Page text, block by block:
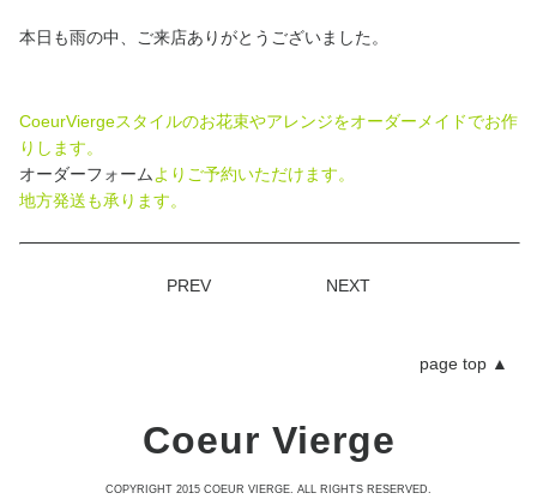
本日も雨の中、ご来店ありがとうございました。
CoeurViergeスタイルのお花束やアレンジをオーダーメイドでお作
りします。
オーダーフォームよりご予約いただけます。
地方発送も承ります。
PREV NEXT
page top ▲
Coeur Vierge
COPYRIGHT 2015 COEUR VIERGE. ALL RIGHTS RESERVED.